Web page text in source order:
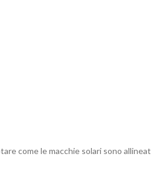
come le macchie solari sono